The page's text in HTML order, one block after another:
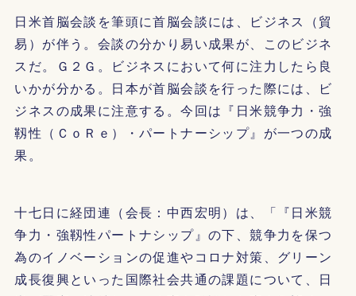
日米首脳会談を筆頭に首脳会談には、ビジネス（貿
易）が伴う。会談の分かり易い成果が、このビジネ
スだ。Ｇ２Ｇ。ビジネスにおいて何に注力したら良
いかが分かる。日本が首脳会談を行った際には、ビ
ジネスの成果に注意する。今回は『日米競争力・強
靱性（ＣｏＲｅ）・パートナーシップ』が一つの成
果。
十七日に経団連（会長：中西宏明）は、「『日米競
争力・強靱性パートナシップ』の下、競争力を保つ
為のイノベーションの促進やコロナ対策、グリーン
成長復興といった国際社会共通の課題について、日